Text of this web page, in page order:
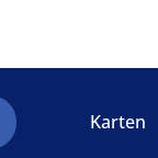
Karten